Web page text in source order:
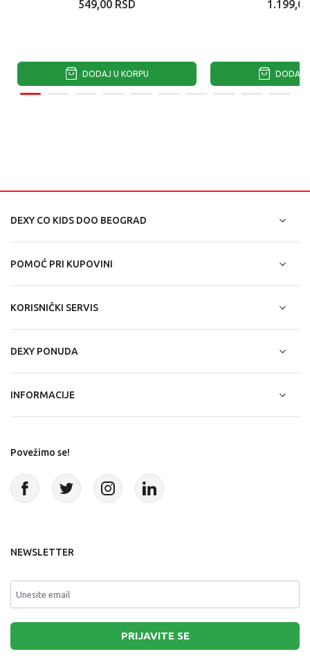
549,00 RSD
DODAJ U KORPU
1.199,00
DODAJ
DEXY CO KIDS DOO BEOGRAD
POMOĆ PRI KUPOVINI
KORISNIČKI SERVIS
DEXY PONUDA
INFORMACIJE
Povežimo se!
NEWSLETTER
PRIJAVITE SE